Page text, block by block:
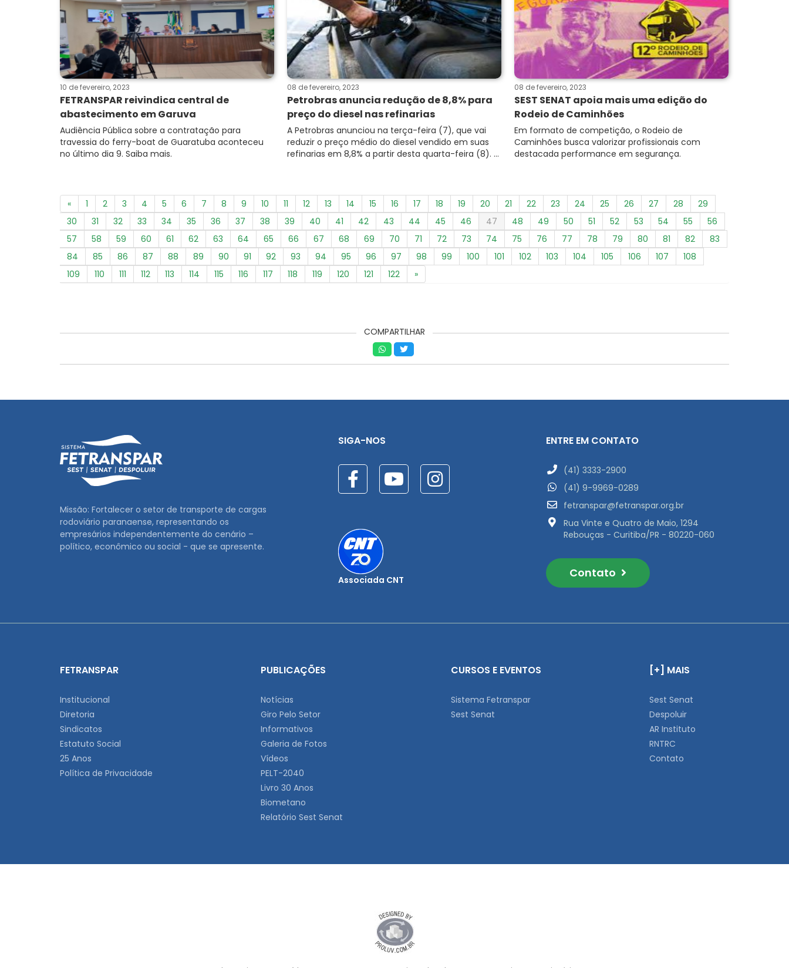
10 de fevereiro, 2023
FETRANSPAR reivindica central de
abastecimento em Garuva
Audiência Pública sobre a contratação para
travessia do ferry-boat de Guaratuba aconteceu
no último dia 9. Saiba mais.
08 de fevereiro, 2023
Petrobras anuncia redução de 8,8% para
preço do diesel nas refinarias
A Petrobras anunciou na terça-feira (7), que vai
reduzir o preço médio do diesel vendido em suas
refinarias em 8,8% a partir desta quarta-feira (8). ...
08 de fevereiro, 2023
SEST SENAT apoia mais uma edição do
Rodeio de Caminhões
Em formato de competição, o Rodeio de
Caminhões busca valorizar profissionais com
destacada performance em segurança.
« 1 2 3 4 5 6 7 8 9 10 11 12 13 14 15 16 17 18 19 20 21 22 23 24 25 26 27 28
29
30
31 32 33 34 35 36 37 38 39 40 41 42 43 44 45 46 47 48 49 50 51 52 53 54 55
56
57
58 59 60 61 62 63 64 65 66 67 68 69 70 71 72 73 74 75 76 77 78 79 80 81 82
83
84
85 86 87 88 89 90 91 92 93 94 95 96 97 98 99 100 101 102 103 104 105 106 107
108
109
110 111 112 113 114 115 116 117 118 119 120 121 122 »
COMPARTILHAR
Missão: Fortalecer o setor de transporte de cargas
rodoviário paranaense, representando os
empresários independentemente do cenário –
político, econômico ou social - que se apresente.
SIGA-NOS
Associada CNT
ENTRE EM CONTATO
(41) 3333-2900
(41) 9-9969-0289
fetranspar@fetranspar.org.br
Rua Vinte e Quatro de Maio, 1294
Rebouças - Curitiba/PR - 80220-060
Contato
FETRANSPAR
Institucional
Diretoria
Sindicatos
Estatuto Social
25 Anos
Política de Privacidade
PUBLICAÇÕES
Notícias
Giro Pelo Setor
Informativos
Galeria de Fotos
Vídeos
PELT-2040
Livro 30 Anos
Biometano
Relatório Sest Senat
CURSOS E EVENTOS
Sistema Fetranspar
Sest Senat
[+] MAIS
Sest Senat
Despoluir
AR Instituto
RNTRC
Contato